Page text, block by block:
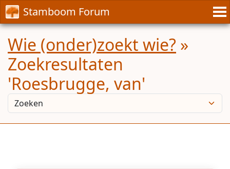
Stamboom Forum
Wie (onder)zoekt wie? »
Zoekresultaten
'Roesbrugge, van'